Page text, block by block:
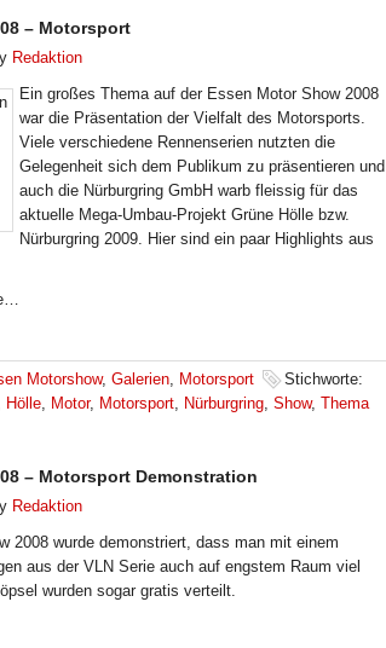
– Motorsport
Redaktion
Ein großes Thema auf der Essen Motor Show 2008
war die Präsentation der Vielfalt des Motorsports.
Viele verschiedene Rennenserien nutzten die
Gelegenheit sich dem Publikum zu präsentieren und
auch die Nürburgring GmbH warb fleissig für das
aktuelle Mega-Umbau-Projekt Grüne Hölle bzw.
Nürburgring 2009. Hier sind ein paar Highlights aus
Motorshow, Galerien, Motorsport
Stichworte:
Hölle, Motor, Motorsport, Nürburgring, Show, Thema
– Motorsport Demonstration
Redaktion
2008 wurde demonstriert, dass man mit einem
aus der VLN Serie auch auf engstem Raum viel
wurden sogar gratis verteilt.